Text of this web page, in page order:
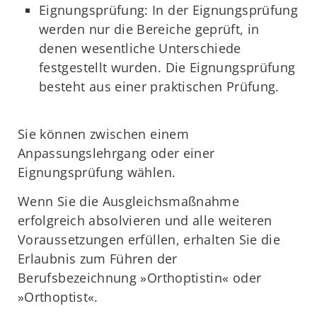
Eignungsprüfung: In der Eignungsprüfung
werden nur die Bereiche geprüft, in
denen wesentliche Unterschiede
festgestellt wurden. Die Eignungsprüfung
besteht aus einer praktischen Prüfung.
Sie können zwischen einem
Anpassungslehrgang oder einer
Eignungsprüfung wählen.
Wenn Sie die Ausgleichsmaßnahme
erfolgreich absolvieren und alle weiteren
Voraussetzungen erfüllen, erhalten Sie die
Erlaubnis zum Führen der
Berufsbezeichnung »Orthoptistin« oder
»Orthoptist«.